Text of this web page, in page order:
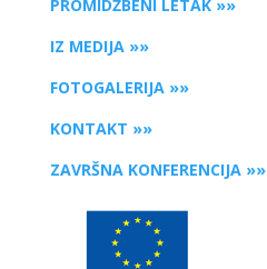
PROMIDŽBENI LETAK »»
IZ MEDIJA »»
FOTOGALERIJA »»
KONTAKT »»
ZAVRŠNA KONFERENCIJA »»